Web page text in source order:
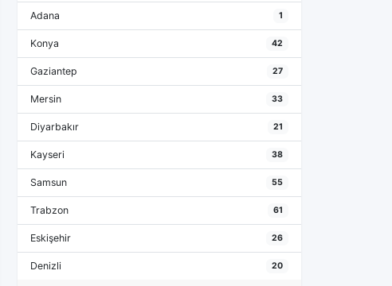
Adana 1
Konya 42
Gaziantep 27
Mersin 33
Diyarbakır 21
Kayseri 38
Samsun 55
Trabzon 61
Eskişehir 26
Denizli 20